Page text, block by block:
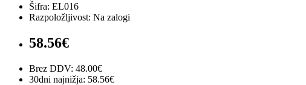
Šifra: EL016
Razpoložljivost: Na zalogi
58.56€
Brez DDV: 48.00€
30dni najnižja: 58.56€